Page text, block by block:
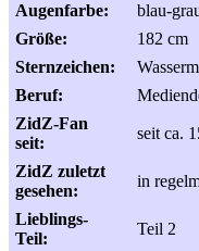
Augenfarbe:
blau-
Größe:
182 cm
Sternzeichen:
Beruf:
ZidZ-Fan
seit:
seit ca.
ZidZ zuletzt
gesehen:
in
Lieblings-
Teil:
Teil 2